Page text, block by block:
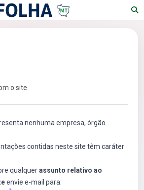
o site
nenhuma empresa, órgão
contidas neste site têm caráter
qualquerassunto relativo ao
envie e-mail para: